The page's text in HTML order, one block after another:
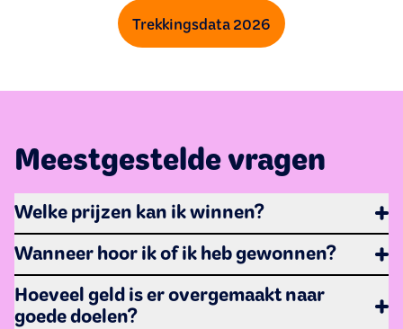
Trekkingsdata 2026
Meestgestelde vragen
Welke prijzen kan ik winnen?
Ons prijzenpakket wisselt per trekking, zodat het altijd
spannend blijft. Met een winkans van 1 op 6 maak jij elke
keer kans op geweldige prijzen. Check onze
prijzen-paginavoor de komende prijzenpot. Ben jij de
Wanneer hoor ik of ik heb gewonnen?
De
van een trekking wordt altijd in de week van de
trekking bekendgemaakt. Prijswinnaars krijgen van ons
Hoeveel geld is er overgemaakt naar
goede doelen?